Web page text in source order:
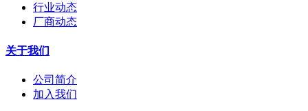
行业动态
厂商动态
关于我们
公司简介
加入我们